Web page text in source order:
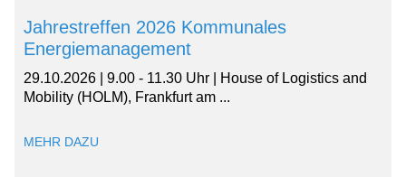
Jahrestreffen 2026 Kommunales
Energiemanagement
29.10.2026 | 9.00 - 11.30 Uhr | House of Logistics and
Mobility (HOLM), Frankfurt am ...
MEHR DAZU